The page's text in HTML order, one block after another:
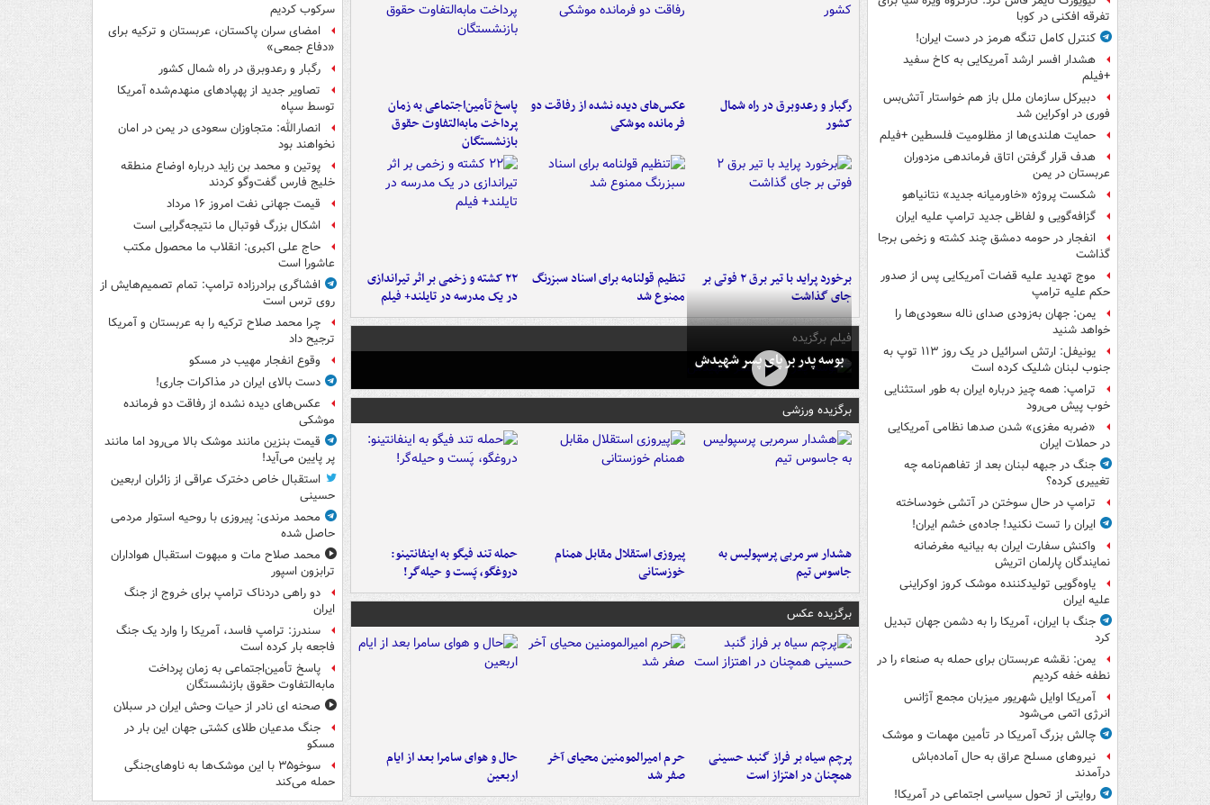
تفرقه افکنی در کوبا
کنترل کامل تنگه هرمز در دست ایران!
هشدار افسر ارشد آمریکایی به کاخ سفید
+فیلم
دبیرکل سازمان ملل باز هم خواستار آتش‌بس
فوری در اوکراین شد
حمایت هلندی‌ها از مظلومیت فلسطین +فیلم
هدف قرار گرفتن اتاق‌ فرماندهی مزدوران
عربستان در یمن
شکست پروژه «خاورمیانه جدید» نتانیاهو
گزافه‌گویی و لفاظی جدید ترامپ علیه ایران
انفجار در حومه دمشق چند کشته و زخمی برجا
گذاشت
موج تهدید علیه قضات آمریکایی پس از صدور
حکم علیه ترامپ
یمن: جهان به‌زودی صدای ناله سعودی‌ها را
خواهد شنید
یونیفل: ارتش اسرائیل در یک روز ۱۱۳ توپ به
جنوب لبنان شلیک کرده است
ترامپ: همه چیز درباره ایران به طور استثنایی
خوب پیش می‌رود
«ضربه مغزی» شدن صدها نظامی آمریکایی
در حملات ایران
جنگ در جبهه لبنان بعد از تفاهم‌نامه چه
تغییری کرده؟
ترامپ در حال سوختن در آتشی خودساخته
ایران را تست نکنید! جاده‌ی خشم ایران!
واکنش سفارت ایران به بیانیه مغرضانه
نمایندگان پارلمان اتریش
یاوه‌گویی تولیدکننده موشک کروز اوکراینی
علیه ایران
جنگ با ایران، آمریکا را به دشمن جهان تبدیل
کرد
یمن: نقشه عربستان برای حمله به صنعاء را در
نطفه خفه کردیم
آمریکا اوایل شهریور میزبان مجمع آژانس
انرژی اتمی می‌شود
چالش بزرگ آمریکا در تأمین مهمات و موشک
نیروهای مسلح عراق به حال آماده‌باش
درآمدند
روایتی از تحول سیاسی اجتماعی در آمریکا!
رگبار و رعدوبرق در راه شمال
کشور
عکس‌های دیده نشده از رفاقت دو
فرمانده‌ موشکی
پاسخ تأمین‌اجتماعی به زمان
پرداخت مابه‌التفاوت حقوق
بازنشستگان
برخورد پراید با تیر برق ۲ فوتی بر
جای گذاشت
تنظیم قولنامه برای اسناد سبزرنگ
ممنوع شد
۲۲ کشته و زخمی بر اثر تیراندازی
در یک مدرسه در تایلند+ فیلم
فیلم برگزیده
بوسه‌ پدر بر پای پسر شهیدش
برگزیده ورزشی
هشدار سرمربی پرسپولیس به
جاسوس تیم
پیروزی استقلال مقابل همنام
خوزستانی
حمله تند فیگو به اینفانتینو:
دروغگو، پَست‌ و حیله‌گر!
برگزیده عکس
پرچم سیاه بر فراز گنبد حسینی
همچنان در اهتزاز است
حرم امیرالمومنین محیای آخر
صفر شد
حال و هوای سامرا بعد از ایام
اربعین
سرکوب کردیم
امضای سران پاکستان، عربستان و ترکیه برای
«دفاع جمعی»
رگبار و رعدوبرق در راه شمال کشور
تصاویر جدید از پهپادهای منهدم‌شده آمریکا
توسط سپاه
انصارالله: متجاوزان سعودی در یمن در امان
نخواهند بود
پوتین و محمد بن زاید درباره اوضاع منطقه
خلیج فارس گفت‌وگو کردند
قیمت جهانی نفت امروز ۱۶ مرداد
اشکال بزرگ فوتبال ما نتیجه‌گرایی است
حاج علی اکبری: انقلاب ما محصول مکتب
عاشورا است
افشاگری برادرزاده ترامپ: تمام تصمیم‌هایش از
روی ترس است
چرا محمد صلاح ترکیه را به عربستان و آمریکا
ترجیح داد
وقوع انفجار مهیب در مسکو
دست بالای ایران در مذاکرات جاری!
عکس‌های دیده نشده از رفاقت دو فرمانده‌
موشکی
قیمت بنزین مانند موشک بالا می‌رود اما مانند
پر پایین می‌آید!
استقبال خاص دخترک عراقی از زائران اربعین
حسینی
محمد مرندی: پیروزی با روحیه استوار مردمی
حاصل شده
محمد صلاح مات و مبهوت استقبال هواداران
ترابزون اسپور
دو راهی دردناک ترامپ برای خروج از جنگ
ایران
سندرز: ترامپ فاسد، آمریکا را وارد یک جنگ
فاجعه بار کرده است
پاسخ تأمین‌اجتماعی به زمان پرداخت
مابه‌التفاوت حقوق بازنشستگان
صحنه ای نادر از حیات وحش ایران در سبلان
جنگ مدعیان طلای کشتی جهان این بار در
مسکو
سوخو۳۵ با این موشک‌ها به ناوهای‌جنگی
حمله می‌کند